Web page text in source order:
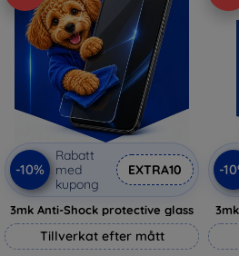
-10%
Rabatt
med
kupong
EXTRA10
3mk Anti-Shock protective glass
Tillverkat efter mått
-